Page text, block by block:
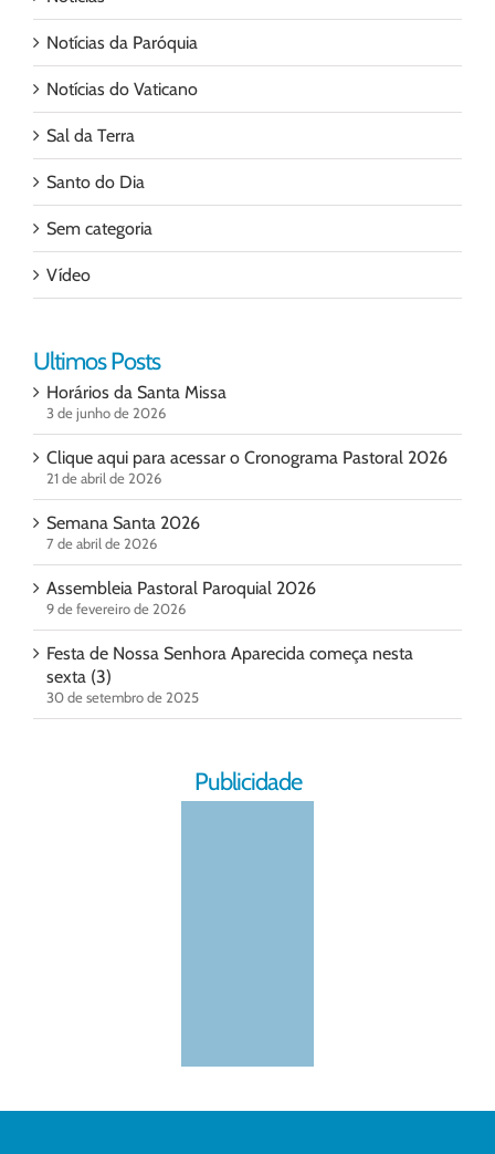
Notícias da Paróquia
Notícias do Vaticano
Sal da Terra
Santo do Dia
Sem categoria
Vídeo
Ultimos Posts
Horários da Santa Missa
3 de junho de 2026
Clique aqui para acessar o Cronograma Pastoral 2026
21 de abril de 2026
Semana Santa 2026
7 de abril de 2026
Assembleia Pastoral Paroquial 2026
9 de fevereiro de 2026
Festa de Nossa Senhora Aparecida começa nesta
sexta (3)
30 de setembro de 2025
Publicidade